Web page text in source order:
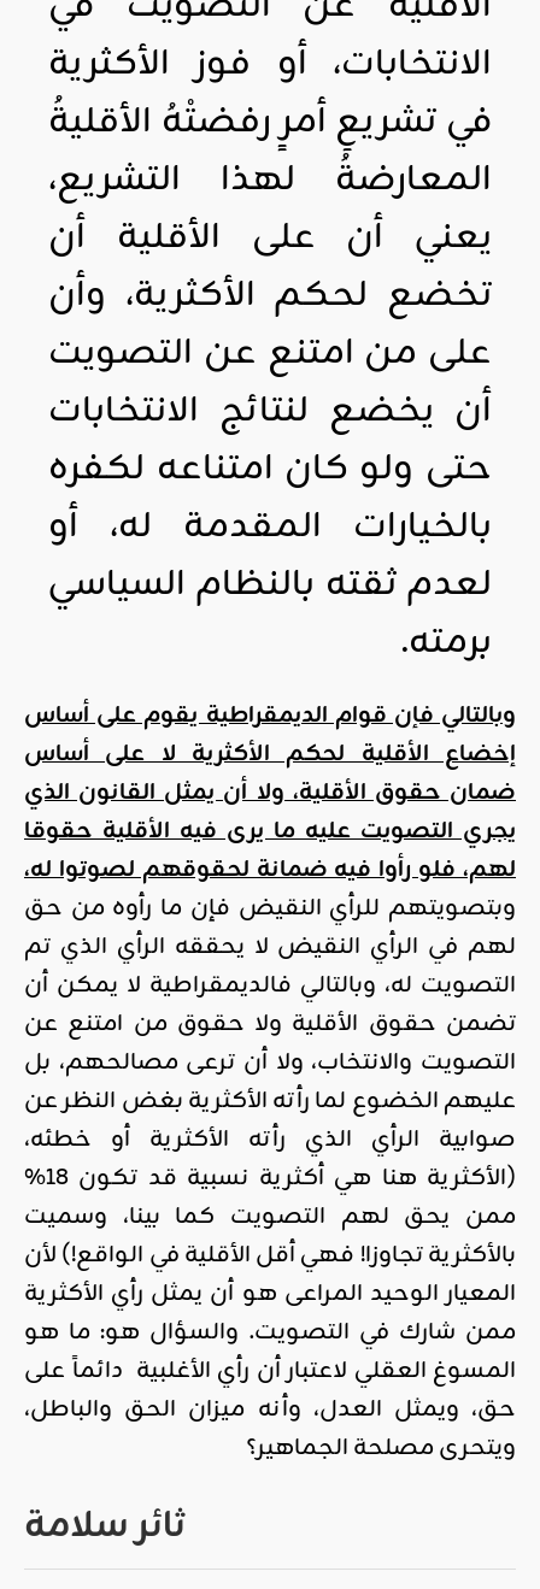
الانتخابات، أو فوز الأكثرية
في تشريعِ أمرٍ رفضتْهُ الأقليةُ
المعارضةُ لهذا التشريع،
يعني أن على الأقلية أن
تخضع لحكم الأكثرية، وأن
على من امتنع عن التصويت
أن يخضع لنتائج الانتخابات
حتى ولو كان امتناعه لكفره
بالخيارات المقدمة له، أو
لعدم ثقته بالنظام السياسي
برمته.
وبالتالي فإن قوام الديمقراطية يقوم على أساس
إخضاع الأقلية لحكم الأكثرية لا على أساس
ضمان حقوق الأقلية، ولا أن يمثل القانون الذي
يجري التصويت عليه ما يرى فيه الأقلية حقوقا
لهم، فلو رأوا فيه ضمانة لحقوقهم لصوتوا له،
وبتصويتهم للرأي النقيض فإن ما رأوه من حق
لهم في الرأي النقيض لا يحققه الرأي الذي تم
التصويت له، وبالتالي فالديمقراطية لا يمكن أن
تضمن حقوق الأقلية ولا حقوق من امتنع عن
التصويت والانتخاب، ولا أن ترعى مصالحهم، بل
عليهم الخضوع لما رأته الأكثرية بغض النظر عن
صوابية الرأي الذي رأته الأكثرية أو خطئه،
(الأكثرية هنا هي أكثرية نسبية قد تكون 18%
ممن يحق لهم التصويت كما بينا، وسميت
بالأكثرية تجاوزا! فهي أقل الأقلية في الواقع!) لأن
المعيار الوحيد المراعى هو أن يمثل رأي الأكثرية
ممن شارك في التصويت. والسؤال هو: ما هو
المسوغ العقلي لاعتبار أن رأي الأغلبية دائماً على
حق، ويمثل العدل، وأنه ميزان الحق والباطل،
ويتحرى مصلحة الجماهير؟
ثائر سلامة